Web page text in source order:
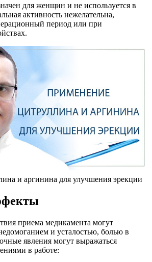
для женщин и не используется в
активность нежелательна,
период или при
и аргинина для улучшения эрекции
приема медикамента могут
и усталостью, болью в
явления могут выражаться
в работе: